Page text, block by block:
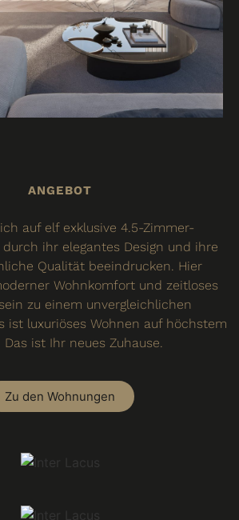
ANGEBOT
auf elf exklusive 4.5-Zimmer-
ihr elegantes Design und ihre
Qualität beeindrucken. Hier
Wohnkomfort und zeitloses
zu einem unvergleichlichen
ist luxuriöses Wohnen auf höchstem
Das ist Ihr neues Zuhause.
Zu den Wohnungen